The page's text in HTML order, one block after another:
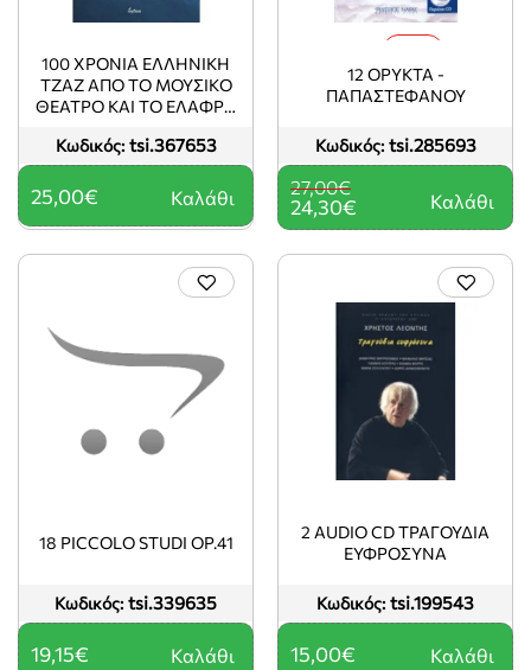
Κωδικός: tsi.367653
100 ΧΡΟΝΙΑ ΕΛΛΗΝΙΚΗ
ΤΖΑΖ ΑΠΟ ΤΟ ΜΟΥΣΙΚΟ
ΘΕΑΤΡΟ ΚΑΙ ΤΟ ΕΛΑΦΡΟ
ΣΥΓΧΡΟΝΗ ΚΑΙ
ΑΥΤΟΣΧΕΔΙΑΣΤΙΚΗ ΤΖΑΖ
25,00€ Καλάθι
Κωδικός: tsi.285693
12 ΟΡΥΚΤΑ -
ΠΑΠΑΣΤΕΦΑΝΟΥ
24,30€
27,00€
Καλάθι
Κωδικός: tsi.339635
18 PICCOLO STUDI OP.41
19,15€ Καλάθι
Κωδικός: tsi.199543
2 AUDIO CD ΤΡΑΓΟΥΔΙΑ
ΕΥΦΡΟΣΥΝΑ
15,00€ Καλάθι